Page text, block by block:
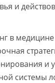
и
в медицине
и
системы